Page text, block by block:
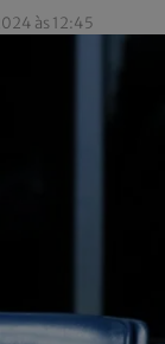
às 12:45